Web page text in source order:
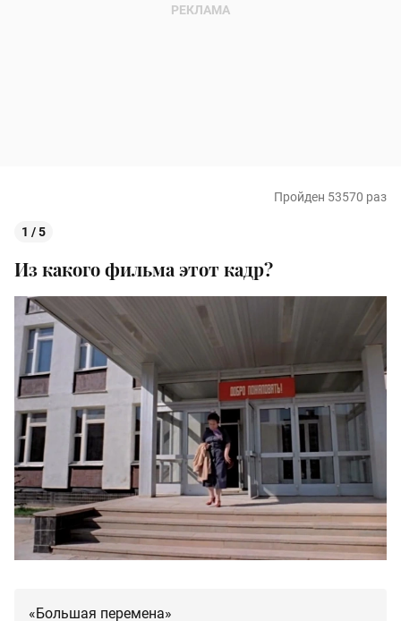
Пройден 53570 раз
1 / 5
Из какого фильма этот кадр?
«Большая перемена»